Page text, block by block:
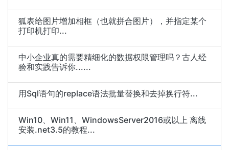
狐表给图片增加相框（也就拼合图片），并指定某个
打印机打印...
中小企业真的需要精细化的数据权限管理吗？古人经
验和实践告诉你......
用Sql语句的replace语法批量替换和去掉换行符...
Win10、Win11、WindowsServer2016或以上 离线
安装.net3.5的教程...